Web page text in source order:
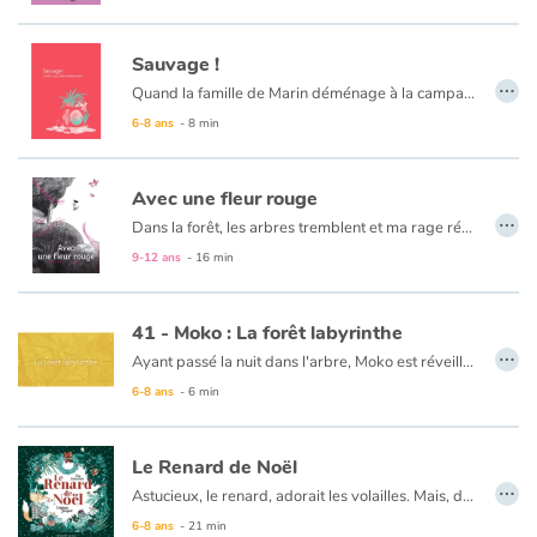
Sauvage !
Quand la famille de Marin déménage à la campagne, ses soeurs et lui ne sont pas d’accord. D’ailleurs, la machine à laver non plus : elle refuse de fonctionner et les parents décident de la mettre au rebut. Mais, miracle, celle-ci s’allume au contact de la nature ! De quoi intriguer les trois enfants, non ?
6-8 ans - 8 min
…
Avec une fleur rouge
Dans la forêt, les arbres tremblent et ma rage résonne. Une force immense s’agite en moi : il faut que je fasse quelque chose pour la terre !
9-12 ans - 16 min
…
41 - Moko : La forêt labyrinthe
Ayant passé la nuit dans l'arbre, Moko est réveillé par le bruit d'une flèche qui perce et fait tomber un immense fruit. Il croit qu'un géant approche. Il descend et cherche à s’enfuir. Mais il se perd. Il pense que la forêt le retient prisonnier. C’est alors qu’apparaît une jeune amazonienne qui connaît la forêt mieux que personne. C'est Totémi. Elle l'invite à son village. Ils marchent dans un incroyable labyrinthe de plantes, de racines et d'arbres de toutes sortes... Sans Totémi, Moko se serait perdu. Il se dit que la forêt lui a fait rencontrer cette nouvelle amie afin de lui révéler quelques uns de ses mystères...
Ce livre est disponible en anglaiis :41 - Moko : The labyrinth forest
6-8 ans - 6 min
…
Le Renard de Noël
Astucieux, le renard, adorait les volailles. Mais, depuis quelque temps, le poulailler qui se trouvait près de son terrier s'était fortifié pour lutter contre son gros appétit. Impossible pour lui d'y mettre les pattes sans se faire repérer. Alors, un jour que la neige tombait à gros flocons, il eut une idée de génie ! Arrivera-t-il à mettre correctement son plan à exécution, sans se faire repérer ?
6-8 ans - 21 min
…